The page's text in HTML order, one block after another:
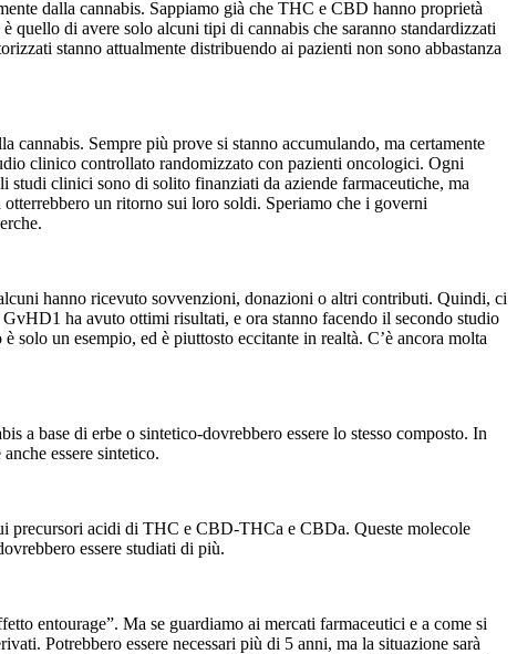
dalla cannabis. Sappiamo già che THC e CBD hanno proprietà
quello di avere solo alcuni tipi di cannabis che saranno standardizzati
stanno attualmente distribuendo ai pazienti non sono abbastanza
cannabis. Sempre più prove si stanno accumulando, ma certamente
clinico controllato randomizzato con pazienti oncologici. Ogni
clinici sono di solito finanziati da aziende farmaceutiche, ma
un ritorno sui loro soldi. Speriamo che i governi
hanno ricevuto sovvenzioni, donazioni o altri contributi. Quindi, ci
ha avuto ottimi risultati, e ora stanno facendo il secondo studio
un esempio, ed è piuttosto eccitante in realtà. C’è ancora molta
a base di erbe o sintetico-dovrebbero essere lo stesso composto. In
essere sintetico.
precursori acidi di THC e CBD-THCa e CBDa. Queste molecole
essere studiati di più.
entourage”. Ma se guardiamo ai mercati farmaceutici e a come si
Potrebbero essere necessari più di 5 anni, ma la situazione sarà